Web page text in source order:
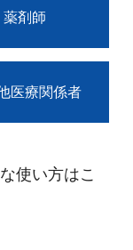
薬剤師
医療関係者
使い方はこ